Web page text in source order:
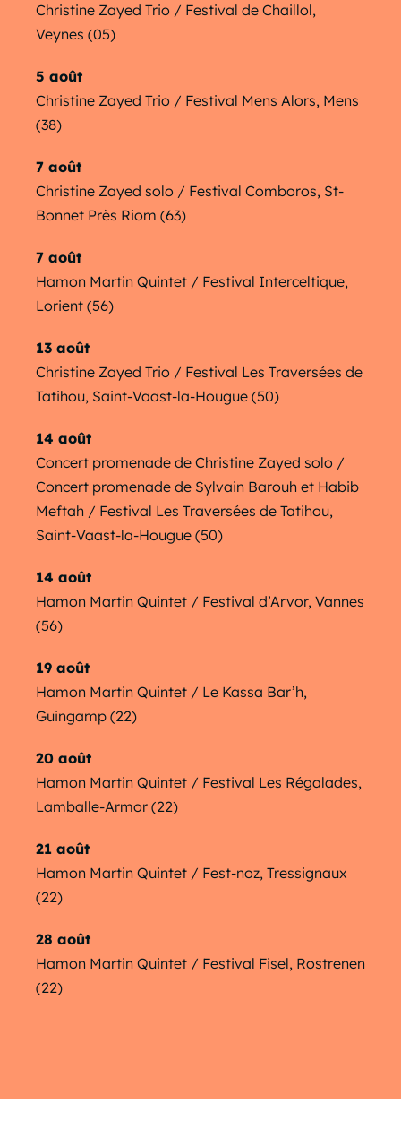
Christine Zayed Trio / Festival de Chaillol,
Veynes (05)
5 août
Christine Zayed Trio / Festival Mens Alors, Mens
(38)
7 août
Christine Zayed solo / Festival Comboros, St-
Bonnet Près Riom (63)
7 août
Hamon Martin Quintet / Festival Interceltique,
Lorient (56)
13 août
Christine Zayed Trio / Festival Les Traversées de
Tatihou, Saint-Vaast-la-Hougue (50)
14 août
Concert promenade de Christine Zayed solo /
Concert promenade de Sylvain Barouh et Habib
Meftah / Festival Les Traversées de Tatihou,
Saint-Vaast-la-Hougue (50)
14 août
Hamon Martin Quintet / Festival d’Arvor, Vannes
(56)
19 août
Hamon Martin Quintet / Le Kassa Bar’h,
Guingamp (22)
20 août
Hamon Martin Quintet / Festival Les Régalades,
Lamballe-Armor (22)
21 août
Hamon Martin Quintet / Fest-noz, Tressignaux
(22)
28 août
Hamon Martin Quintet / Festival Fisel, Rostrenen
(22)